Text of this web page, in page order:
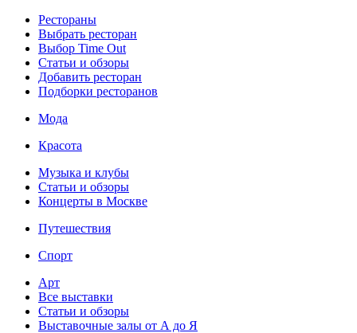
Рестораны
Выбрать ресторан
Выбор Time Out
Статьи и обзоры
Добавить ресторан
Подборки ресторанов
Мода
Красота
Музыка и клубы
Статьи и обзоры
Концерты в Москве
Путешествия
Спорт
Арт
Все выставки
Статьи и обзоры
Выставочные залы от А до Я